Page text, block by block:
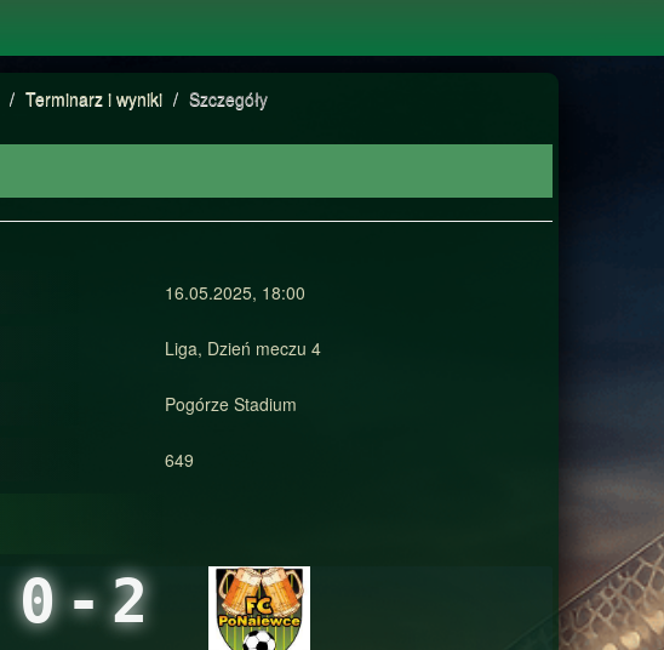
/ Terminarz i wyniki / Szczegóły
16.05.2025, 18:00
Liga, Dzień meczu 4
Pogórze Stadium
649
0-2